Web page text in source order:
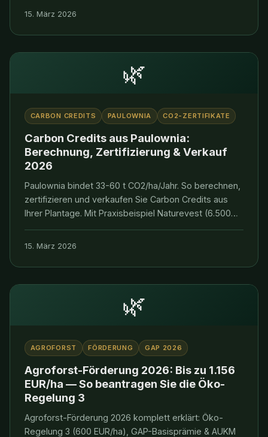
15. März 2026
🌿
CARBON CREDITS PAULOWNIA CO2-ZERTIFIKATE
Carbon Credits aus Paulownia:
Berechnung, Zertifizierung & Verkauf
2026
Paulownia bindet 33-60 t CO2/ha/Jahr. So berechnen,
zertifizieren und verkaufen Sie Carbon Credits aus
Ihrer Plantage. Mit Praxisbeispiel Naturevest (6.500
15. März 2026
🌿
AGROFORST FÖRDERUNG GAP 2026
Agroforst-Förderung 2026: Bis zu 1.156
EUR/ha — So beantragen Sie die Öko-
Regelung 3
Agroforst-Förderung 2026 komplett erklärt: Öko-
Regelung 3 (600 EUR/ha), GAP-Basisprämie & AUKM